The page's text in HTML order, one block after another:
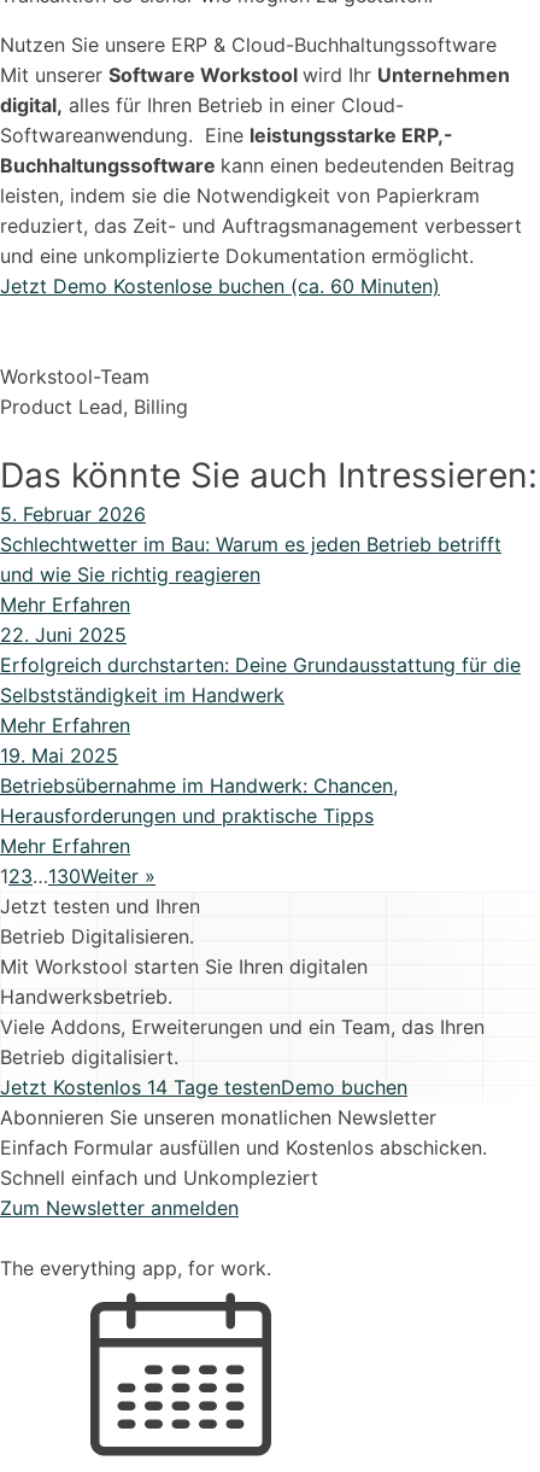
Nutzen Sie unsere ERP & Cloud-Buchhaltungssoftware
Mit unserer Software Workstool wird Ihr Unternehmen
digital, alles für Ihren Betrieb in einer Cloud-
Softwareanwendung. Eine leistungsstarke ERP,-
Buchhaltungssoftware kann einen bedeutenden Beitrag
leisten, indem sie die Notwendigkeit von Papierkram
reduziert, das Zeit- und Auftragsmanagement verbessert
und eine unkomplizierte Dokumentation ermöglicht.
Jetzt Demo Kostenlose buchen (ca. 60 Minuten)
Workstool-Team
Product Lead, Billing
Das könnte Sie auch Intressieren:
5. Februar 2026
Schlechtwetter im Bau: Warum es jeden Betrieb betrifft
und wie Sie richtig reagieren
Mehr Erfahren
22. Juni 2025
Erfolgreich durchstarten: Deine Grundausstattung für die
Selbstständigkeit im Handwerk
Mehr Erfahren
19. Mai 2025
Betriebsübernahme im Handwerk: Chancen,
Herausforderungen und praktische Tipps
Mehr Erfahren
123…130Weiter »
Jetzt testen und Ihren
Betrieb Digitalisieren.
Mit Workstool starten Sie Ihren digitalen
Handwerksbetrieb.
Viele Addons, Erweiterungen und ein Team, das Ihren
Betrieb digitalisiert.
Jetzt Kostenlos 14 Tage testenDemo buchen
Abonnieren Sie unseren monatlichen Newsletter
Einfach Formular ausfüllen und Kostenlos abschicken.
Schnell einfach und Unkompleziert
Zum Newsletter anmelden
The everything app, for work.